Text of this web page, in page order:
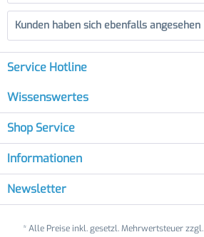
Kunden haben sich ebenfalls angesehen
Service Hotline
Wissenswertes
Shop Service
Informationen
Newsletter
* Alle Preise inkl. gesetzl. Mehrwertsteuer zzgl.